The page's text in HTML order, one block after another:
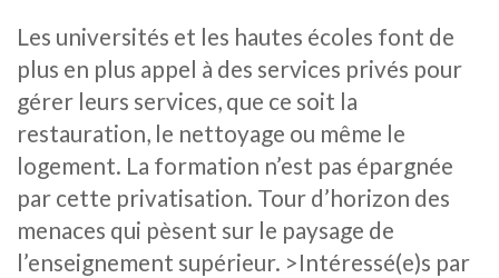
Les universités et les hautes écoles font de
plus en plus appel à des services privés pour
gérer leurs services, que ce soit la
restauration, le nettoyage ou même le
logement. La formation n’est pas épargnée
par cette privatisation. Tour d’horizon des
menaces qui pèsent sur le paysage de
l’enseignement supérieur. >Intéressé(e)s par